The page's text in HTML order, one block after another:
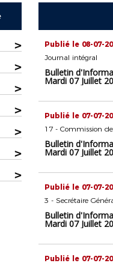
>
>
>
>
>
>
>
Publié le 08-07-
Journal intégral
Bulletin
Mardi 07 Juillet
Publié le 07-07-
17 - Commission
Bulletin
Mardi 07 Juillet
Publié le 07-07-
3 - Secrétaire
Bulletin
Mardi 07 Juillet
Publié le 07-07-